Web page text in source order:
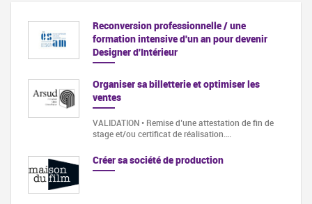
Reconversion professionnelle / une
formation intensive d'un an pour devenir
Designer d'Intérieur
Organiser sa billetterie et optimiser les
ventes
VALIDATION • Remise d’une attestation de fin de
stage et/ou certificat de réalisation.…
Créer sa société de production